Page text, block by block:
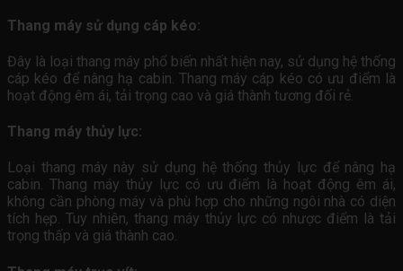
Thang máy sử dụng cáp kéo:
Đây là loại thang máy phổ biến nhất hiện nay, sử dụng hệ thống
cáp kéo để nâng hạ cabin. Thang máy cáp kéo có ưu điểm là
hoạt động êm ái, tải trọng cao và giá thành tương đối rẻ.
Thang máy thủy lực:
Loại thang máy này sử dụng hệ thống thủy lực để nâng hạ
cabin. Thang máy thủy lực có ưu điểm là hoạt động êm ái,
không cần phòng máy và phù hợp cho những ngôi nhà có diện
tích hẹp. Tuy nhiên, thang máy thủy lực có nhược điểm là tải
trọng thấp và giá thành cao.